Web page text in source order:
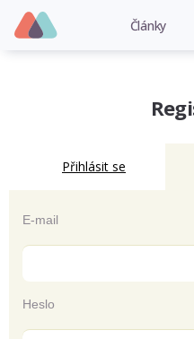
Články
Přihlásit se
E-mail
Heslo